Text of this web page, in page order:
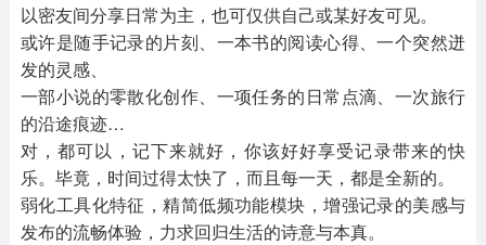
以密友间分享日常为主，也可仅供自己或某好友可见。
或许是随手记录的片刻、一本书的阅读心得、一个突然迸
发的灵感、
一部小说的零散化创作、一项任务的日常点滴、一次旅行
的沿途痕迹…
对，都可以，记下来就好，你该好好享受记录带来的快
乐。毕竟，时间过得太快了，而且每一天，都是全新的。
弱化工具化特征，精简低频功能模块，增强记录的美感与
发布的流畅体验，力求回归生活的诗意与本真。